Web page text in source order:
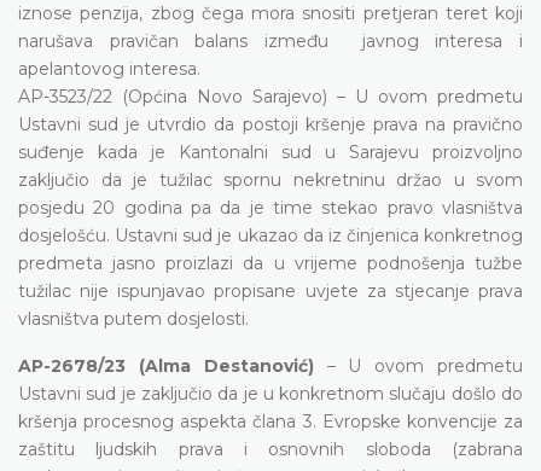
iznose penzija, zbog čega mora snositi pretjeran teret koji
narušava pravičan balans između javnog interesa i
apelantovog interesa.
AP-3523/22 (Općina Novo Sarajevo) – U ovom predmetu
Ustavni sud je utvrdio da postoji kršenje prava na pravično
suđenje kada je Kantonalni sud u Sarajevu proizvoljno
zaključio da je tužilac spornu nekretninu držao u svom
posjedu 20 godina pa da je time stekao pravo vlasništva
dosjelošću. Ustavni sud je ukazao da iz činjenica konkretnog
predmeta jasno proizlazi da u vrijeme podnošenja tužbe
tužilac nije ispunjavao propisane uvjete za stjecanje prava
vlasništva putem dosjelosti.
AP-2678/23 (Alma Destanović)– U ovom predmetu
Ustavni sud je zaključio da je u konkretnom slučaju došlo do
kršenja procesnog aspekta člana 3. Evropske konvencije za
zaštitu ljudskih prava i osnovnih sloboda (zabrana